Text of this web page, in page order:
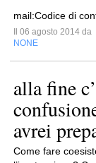
mail:Codice di
Il 06 agosto 2014 da
NONE
alla fine
avrei
Come fare